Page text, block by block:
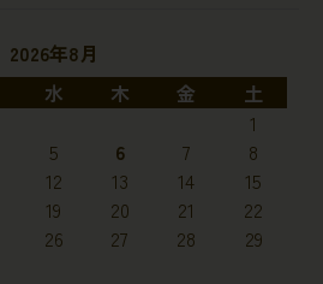
2026年8月
水 木 金
土
1
5 6 7
8
12 13 14
15
19 20 21
22
26 27 28
29